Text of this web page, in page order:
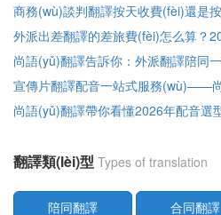
翻譯類(lèi)型 Types of translation
陪同翻譯 合同翻譯